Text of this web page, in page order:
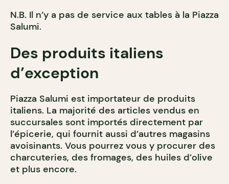
N.B. Il n’y a pas de service aux tables à la Piazza
Salumi.
Des produits italiens
d’exception
Piazza Salumi est importateur de produits
italiens. La majorité des articles vendus en
succursales sont importés directement par
l’épicerie, qui fournit aussi d’autres magasins
avoisinants. Vous pourrez vous y procurer des
charcuteries, des fromages, des huiles d’olive
et plus encore.